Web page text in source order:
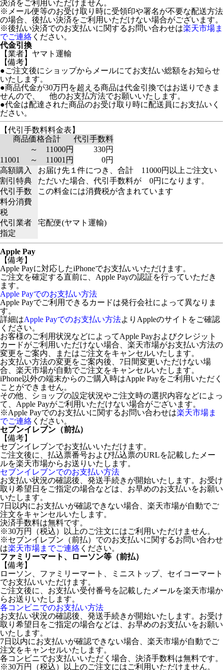
決済をご利用いただけません。
※メール便等のお受け取り時に受領印や署名が不要な配送方法
の場合、後払い決済をご利用いただけない場合がございます。
※後払い決済でのお支払いに関するお問い合わせは楽天市場ま
でご連絡 ください。
代金引換
【業者】ヤマト運輸
【備考】
●ご注文後にショップからメールにてお支払い総額をお知らせ
いたします。
●商品代金が30万円を超える商品は代金引換ではお送りできま
せんので、 他のお支払方法でお願いいたします。
●代金は配達された商品のお受け取り時に配送員にお支払いく
ださい。
【代引手数料料金表】
商品価格合計
代引手数料
～ 11000円
330円
11001 ～ 11001円
0円
高額購入
割引特典
お届け先１件につき、合計 11000円以上ご注文い
ただいた場合、代引手数料が 0円になります。
代引手数
料分消費
税
この料金には消費税が含まれています
代引業者
指定
宅配便(ヤマト運輸)
Apple Pay
【備考】
Apple Payに対応したiPhoneでお支払いいただけます。
ご注文を確定する直前に、Apple Payの認証を行っていただき
ます。
Apple Payでのお支払い方法
Apple Payでご利用できるカードは発行会社によって異なりま
す。
詳細はApple Payでのお支払い方法よりAppleのサイトをご確認
ください。
お客様のご利用状況などによってApple Payおよびクレジット
カードがご利用いただけない場合、楽天市場がお支払い方法の
変更をご案内、またはご注文をキャンセルいたします。
お支払い方法の変更をご案内後、7日間変更いただけない場
合、楽天市場が自動でご注文をキャンセルいたします。
iPhone以外の端末からのご購入時はApple Payをご利用いただく
ことができません。
その他、ショップの設定状況やご注文時の選択内容などによっ
て、Apple Payがご利用いただけない場合がございます。
※Apple Payでのお支払いに関するお問い合わせは楽天市場ま
でご連絡 ください。
セブンイレブン（前払）
【備考】
セブンイレブンでお支払いいただけます。
ご注文後に、払込票番号および払込票のURLを記載したメー
ルを楽天市場からお送りいたします。
セブンイレブンでのお支払い方法
お支払い状況の確認後、発送手続きが開始いたします。お受け
取り希望日をご指定の場合などは、お早めのお支払いをお願い
いたします。
7日以内にお支払いが確認できない場合、楽天市場が自動でご
注文をキャンセルいたします。
決済手数料は無料です。
※30万円（税込）以上のご注文にはご利用いただけません。
※セブンイレブン（前払）でのお支払いに関するお問い合わせ
は楽天市場までご連絡 ください。
ファミリーマート、ローソン等（前払）
【備考】
ローソン、ファミリーマート、ミニストップ、セイコーマート
でお支払いいただけます。
ご注文後に、お支払い受付番号を記載したメールを楽天市場か
らお送りいたします。
各コンビニでのお支払い方法
お支払い状況の確認後、発送手続きが開始いたします。お受け
取り希望日をご指定の場合などは、お早めのお支払いをお願い
いたします。
7日以内にお支払いが確認できない場合、楽天市場が自動でご
注文をキャンセルいたします。
各コンビニでお支払いいただく場合、決済手数料は無料です。
※30万円（税込）以上のご注文にはご利用いただけません。